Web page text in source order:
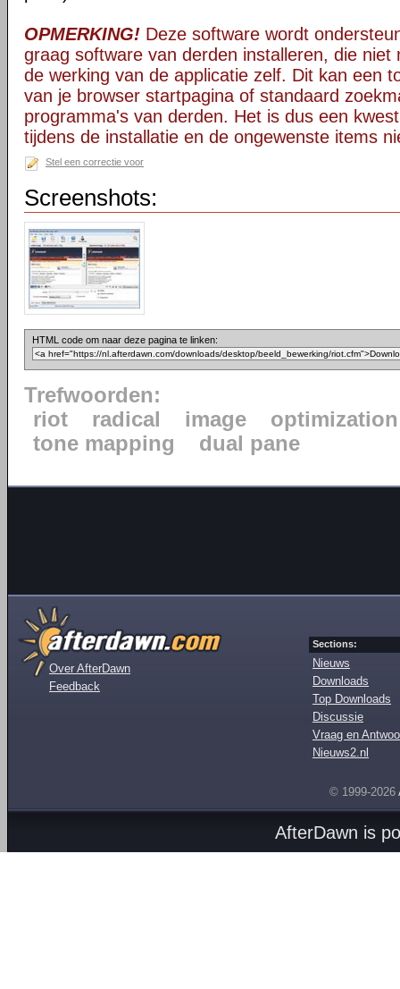
OPMERKING! Deze software wordt
graag software van derden installeren, die niet
de werking van de applicatie zelf. Dit kan een
van je browser startpagina of standaard
programma's van derden. Het is dus een
tijdens de installatie en de ongewenste items
Stel een correctie voor
Screenshots:
HTML code om naar deze pagina te linken:
Trefwoorden:
riot
radical image
optimization
tone mapping
dual pane
Over AfterDawn
Feedback
Sections:
Nieuws
Downloads
Top Downloads
Discussie
Vraag en
Nieuws2.nl
© 1999-2026
AfterDawn is